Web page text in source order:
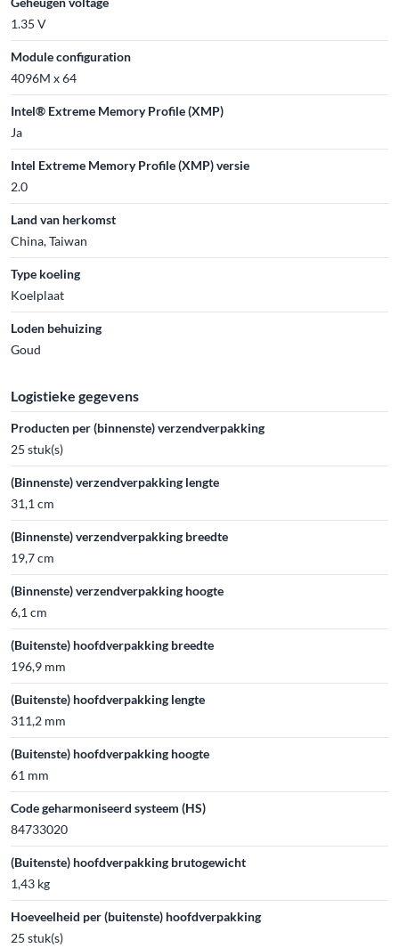
1.35 V
Module configuration
4096M x 64
Intel® Extreme Memory Profile (XMP)
Ja
Intel Extreme Memory Profile (XMP) versie
2.0
Land van herkomst
China, Taiwan
Type koeling
Koelplaat
Loden behuizing
Goud
Logistieke gegevens
Producten per (binnenste) verzendverpakking
25 stuk(s)
(Binnenste) verzendverpakking lengte
31,1 cm
(Binnenste) verzendverpakking breedte
19,7 cm
(Binnenste) verzendverpakking hoogte
6,1 cm
(Buitenste) hoofdverpakking breedte
196,9 mm
(Buitenste) hoofdverpakking lengte
311,2 mm
(Buitenste) hoofdverpakking hoogte
61 mm
Code geharmoniseerd systeem (HS)
84733020
(Buitenste) hoofdverpakking brutogewicht
1,43 kg
Hoeveelheid per (buitenste) hoofdverpakking
25 stuk(s)